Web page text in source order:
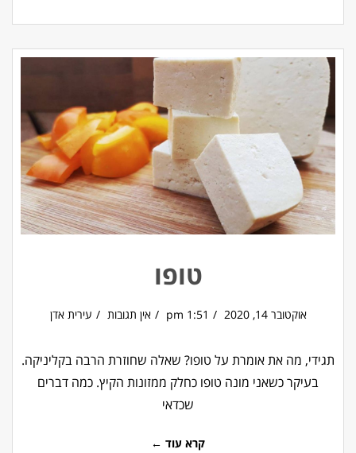
טופו
אוקטובר 14, 2020 1:51 pm אין תגובות עירית אדן
תגידי, מה את אומרת על טופו? שאלה שחוזרת הרבה בקליניקה.
בעיקר כשאני מונה טופו כחלק ממזונות הקיץ. כמה דברים
שכדאי
קרא עוד ←